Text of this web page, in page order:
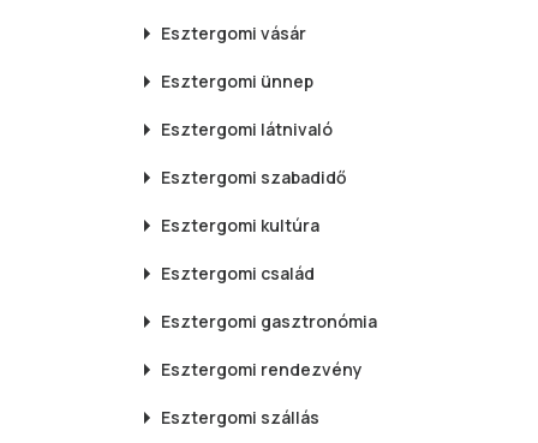
Esztergomi vásár
Esztergomi ünnep
Esztergomi látnivaló
Esztergomi szabadidő
Esztergomi kultúra
Esztergomi család
Esztergomi gasztronómia
Esztergomi rendezvény
Esztergomi szállás